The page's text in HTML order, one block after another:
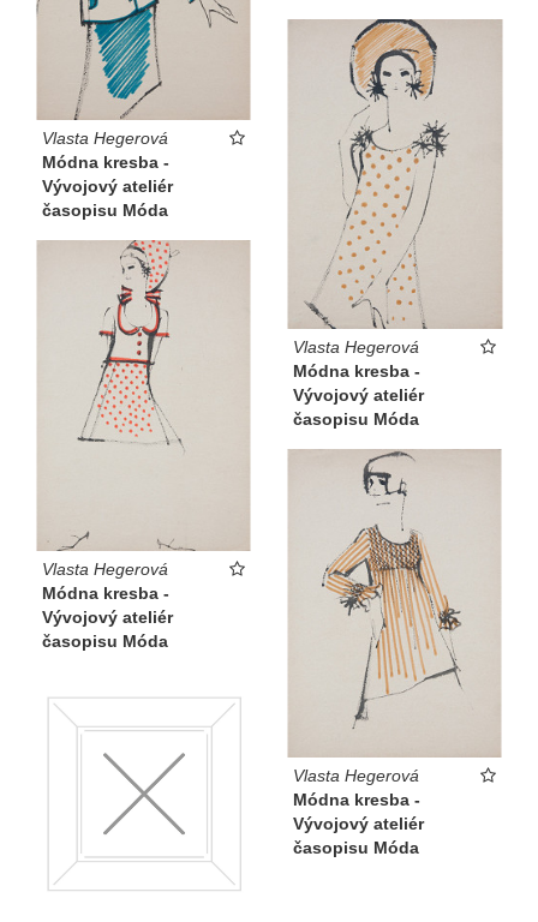
Vlasta Hegerová
Módna kresba -
Vývojový ateliér
časopisu Móda
Vlasta Hegerová
Módna kresba -
Vývojový ateliér
časopisu Móda
Vlasta Hegerová
Módna kresba -
Vývojový ateliér
časopisu Móda
Vlasta Hegerová
Módna kresba -
Vývojový ateliér
časopisu Móda